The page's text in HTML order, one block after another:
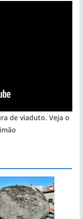
de viaduto. Veja o